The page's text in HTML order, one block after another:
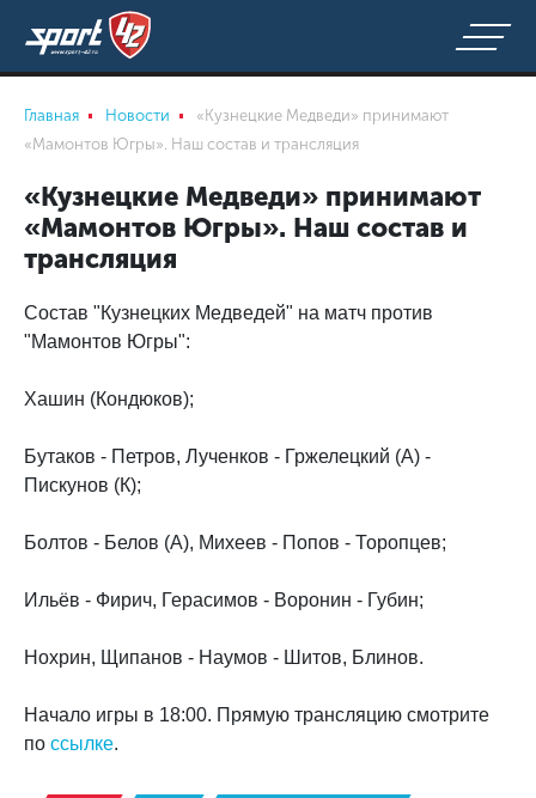
Главная Новости
«Кузнецкие Медведи» принимают
«Мамонтов Югры». Наш состав и трансляция
«Кузнецкие Медведи» принимают
«Мамонтов Югры». Наш состав и
трансляция
Состав "Кузнецких Медведей" на матч против
"Мамонтов Югры":
Хашин (Кондюков);
Бутаков - Петров, Лученков - Гржелецкий (А) -
Пискунов (К);
Болтов - Белов (А), Михеев - Попов - Торопцев;
Ильёв - Фирич, Герасимов - Воронин - Губин;
Нохрин, Щипанов - Наумов - Шитов, Блинов.
Начало игры в 18:00. Прямую трансляцию смотрите
по ссылке.